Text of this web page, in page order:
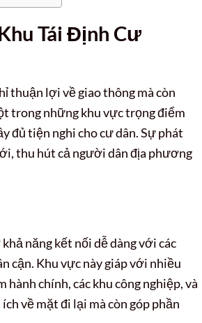
Tái Định Cư
thuận lợi về giao thông mà còn
trong những khu vực trọng điểm
đủ tiện nghi cho cư dân. Sự phát
thu hút cả người dân địa phương
năng kết nối dễ dàng với các
cận. Khu vực này giáp với nhiều
chính, các khu công nghiệp, và
về mặt đi lại mà còn góp phần